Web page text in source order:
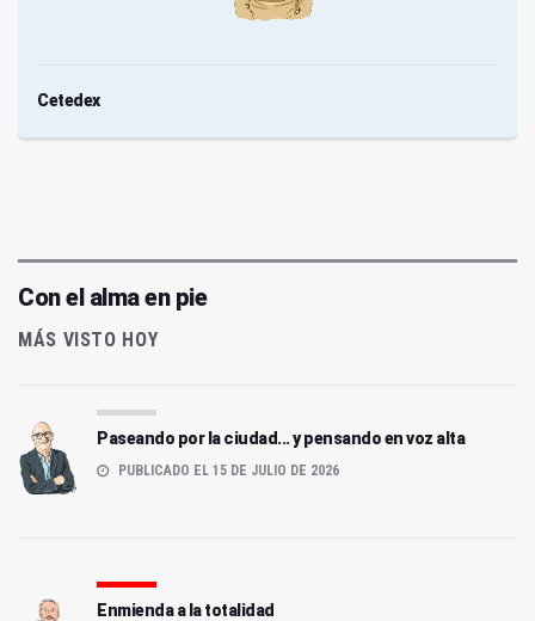
Cetedex
Con el alma en pie
MÁS VISTO HOY
Paseando por la ciudad... y pensando en voz alta
PUBLICADO EL 15 DE JULIO DE 2026
Enmienda a la totalidad